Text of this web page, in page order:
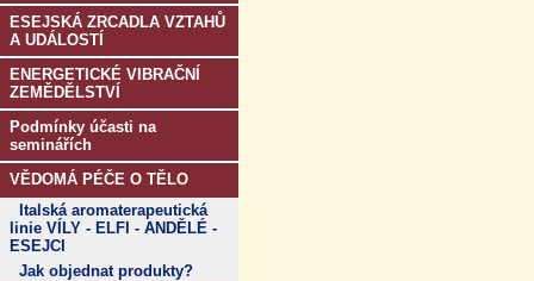
ESEJSKÁ ZRCADLA VZTAHŮ
A UDÁLOSTÍ
ENERGETICKÉ VIBRAČNÍ
ZEMĚDĚLSTVÍ
Podmínky účasti na
seminářích
VĚDOMÁ PÉČE O TĚLO
Italská aromaterapeutická
linie VÍLY - ELFI - ANDĚLÉ -
ESEJCI
Jak objednat produkty?